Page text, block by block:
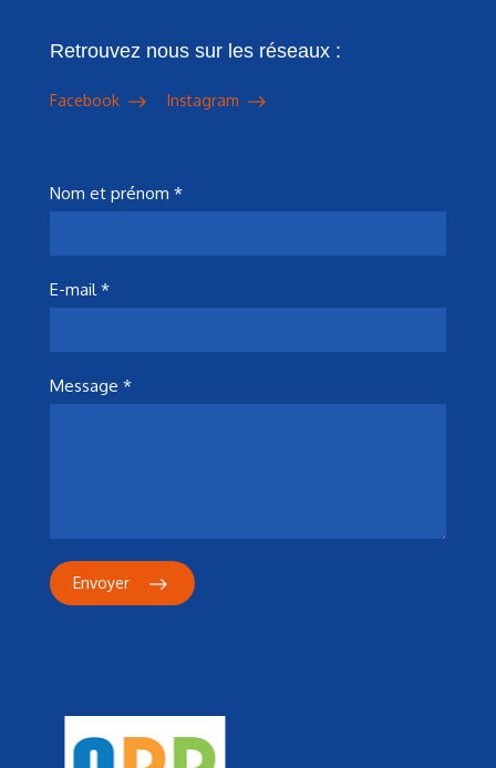
Retrouvez nous sur les réseaux :
Facebook Instagram
Nom et prénom *
E-mail *
Message *
Envoyer